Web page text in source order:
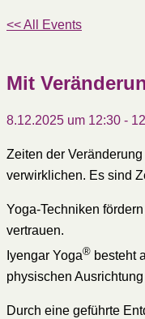
<< All Events
Mit
8.12.2025 um 12:30 -
Zeiten der
verwirklichen. Es sind
Yoga-Techniken
vertrauen.
Iyengar Yoga® besteht
physischen
Durch eine geführte